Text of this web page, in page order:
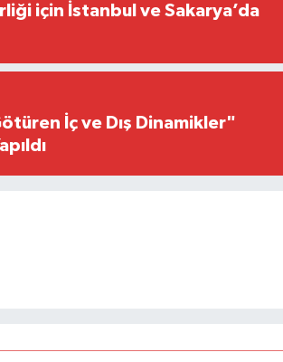
için İstanbul ve Sakarya’da
İç ve Dış Dinamikler"